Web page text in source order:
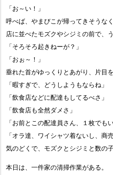
「お～い！」
呼べば、やまびこが帰ってきそうな
店に並べたモズクやシジミの前で、
「そろそろ起きねーが？」
「おぉ～！」
垂れた首がゆっくりとあがり、片目
「暇すぎで、どうしようもならね」
「飲食店などに配達もしてるべさ」
「飲食店も全然ダメさ」
「お前とこの配達員さん、１枚でも
「オラ達、ワイシャツ着ないし、商
気のどくで、モズクとシジミと数の
本日は、一件家の清掃作業がある。